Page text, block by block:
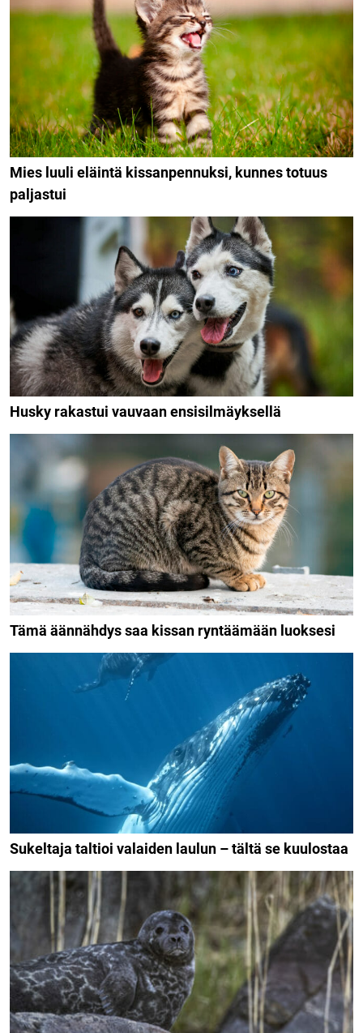
Mies luuli eläintä kissanpennuksi, kunnes totuus
paljastui
Husky rakastui vauvaan ensisilmäyksellä
Tämä äännähdys saa kissan ryntäämään luoksesi
Sukeltaja taltioi valaiden laulun – tältä se kuulostaa